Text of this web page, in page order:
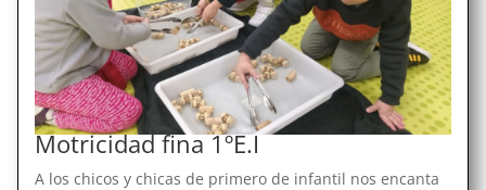
Motricidad fina 1ºE.I
A los chicos y chicas de primero de infantil nos encanta